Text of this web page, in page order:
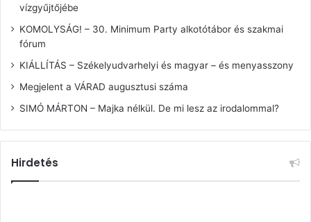
vízgyűjtőjébe
KOMOLYSÁG! – 30. Minimum Party alkotótábor és szakmai
fórum
KIÁLLÍTÁS – Székelyudvarhelyi és magyar – és menyasszony
Megjelent a VÁRAD augusztusi száma
SIMÓ MÁRTON – Majka nélkül. De mi lesz az irodalommal?
Hirdetés